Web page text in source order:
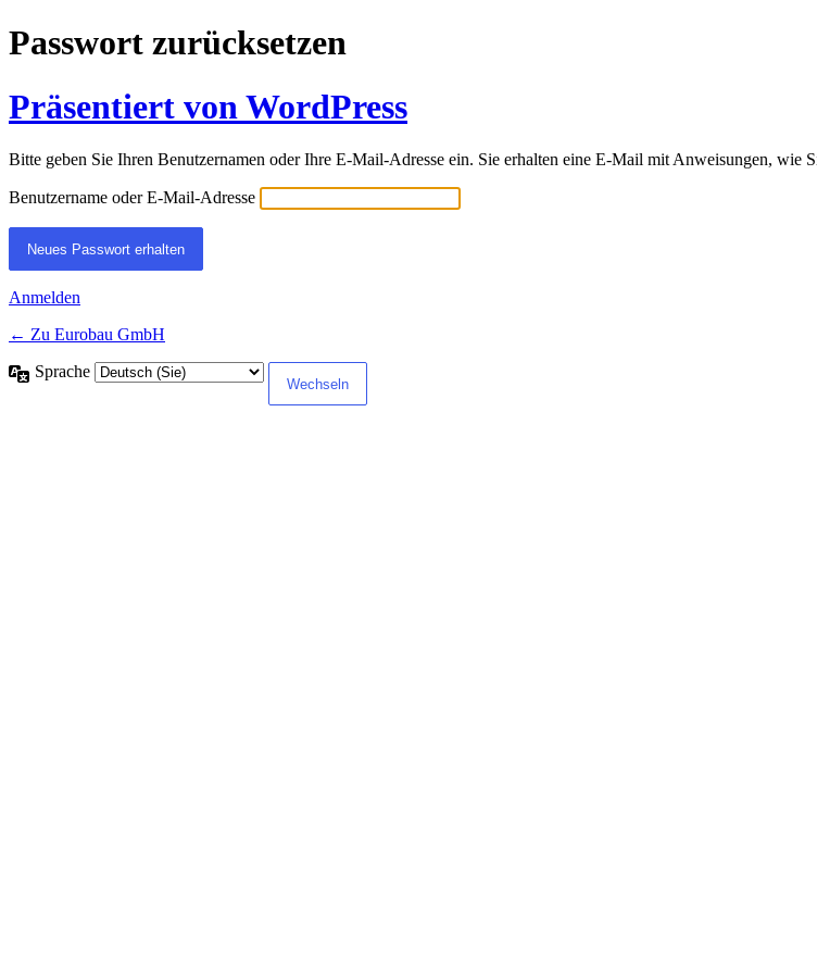
Passwort zurücksetzen
Präsentiert von WordPress
Bitte geben Sie Ihren Benutzernamen oder Ihre E-Mail-Adresse ein. Sie erhalten eine E-Mail mit Anweisungen, wie
Benutzername oder E-Mail-Adresse
Anmelden
← Zu Eurobau GmbH
Sprache